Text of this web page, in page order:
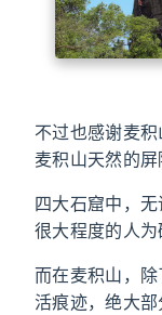
不过也感谢麦
麦积山天然的屏
四大石窟中，
很大程度的人为
而在麦积山，
活痕迹，绝大